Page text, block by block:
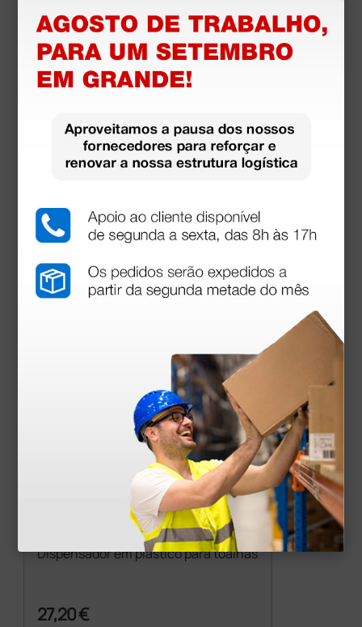
Toalhetes de papel em rolo
(Preço sem IVA)
12 rolos
Produtos similares
Dispensador em plástico para toalhas
27,20 €